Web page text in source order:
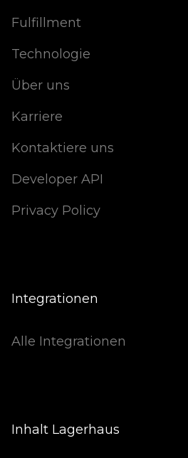
Fulfillment
Technologie
Über uns
Karriere
Kontaktiere uns
Developer API
Privacy Policy
Integrationen
Alle Integrationen
Inhalt Lagerhaus